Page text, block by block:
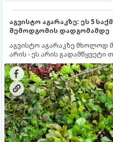
აგვისტო აგარაკზე: ეს 5
შემოდგომის დადგომამდე
აგვისტო აგარაკზე მხოლოდ
არის - ეს არის
ეყრება მომავალი წლის
შემოდგომა-ზამთრის
ნიადაგმა ენერგია
ზამთარს გაუძლონ,
მნიშვნელოვანი საქმის